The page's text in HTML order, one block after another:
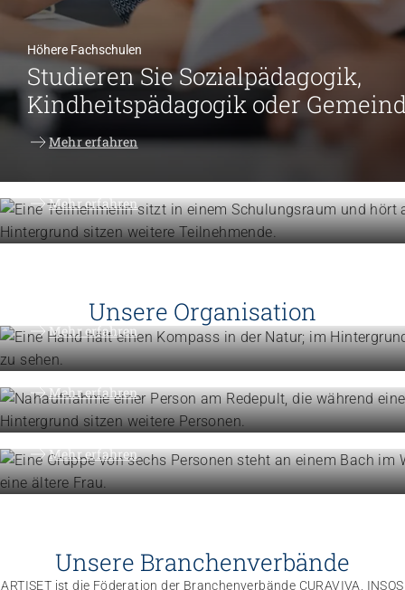
Höhere Fachschulen
Studieren Sie Sozialpädagogik,
Kindheitspädagogik oder
Mehr erfahren
Weiterbildung
Mehr erfahren
Unsere Organisation
Mehr erfahren
Engagement
Politik und Positionen
Mehr erfahren
Organisation
Die Föderation im Überblick
Mehr erfahren
Unsere Branchenverbände
ARTISET ist die Föderation der Branchenverbände CURAVIVA, INSOS